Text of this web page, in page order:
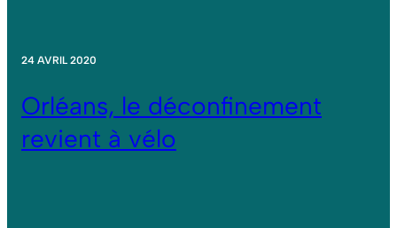
24 AVRIL 2020
Orléans, le déconfinement
revient à vélo